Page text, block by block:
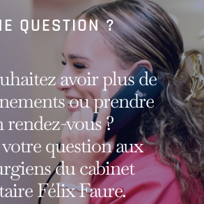
QUESTION ?
avoir plus de
ou prendre
rendez-vous ?
votre question aux
du cabinet
Félix Faure.